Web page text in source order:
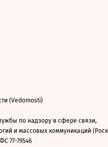
(Vedomosti)
по надзору в сфере связи,
и массовых коммуникаций
77-79546